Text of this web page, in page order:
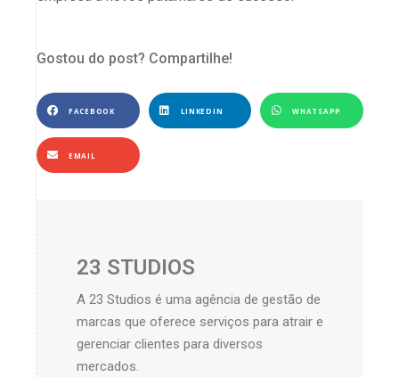
Gostou do post? Compartilhe!
FACEBOOK LINKEDIN WHATSAPP
EMAIL
23 STUDIOS
A 23 Studios é uma agência de gestão de
marcas que oferece serviços para atrair e
gerenciar clientes para diversos
mercados.